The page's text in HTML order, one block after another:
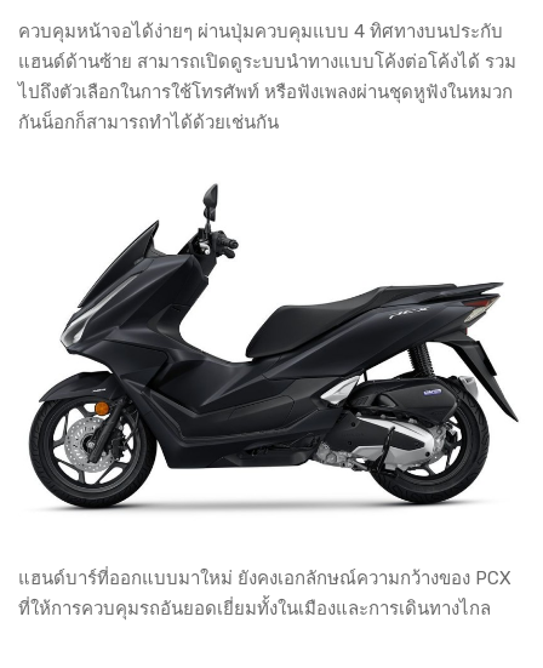
ควบคุมหน้าจอได้ง่ายๆ ผ่านปุ่มควบคุมแบบ 4 ทิศทางบนประกับ
แฮนด์ด้านซ้าย สามารถเปิดดูระบบนำทางแบบโค้งต่อโค้งได้ รวม
ไปถึงตัวเลือกในการใช้โทรศัพท์ หรือฟังเพลงผ่านชุดหูฟังในหมวก
กันน็อกก็สามารถทำได้ด้วยเช่นกัน
แฮนด์บาร์ที่ออกแบบมาใหม่ ยังคงเอกลักษณ์ความกว้างของ PCX
ที่ให้การควบคุมรถอันยอดเยี่ยมทั้งในเมืองและการเดินทางไกล